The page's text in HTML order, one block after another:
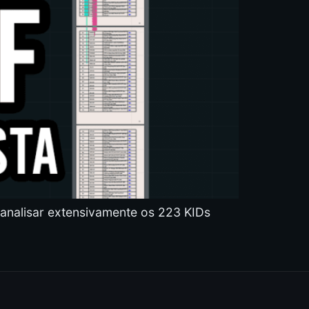
extensivamente os 223 KIDs